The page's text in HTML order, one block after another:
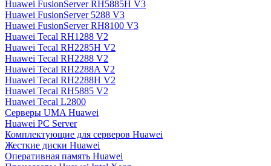
Huawei FusionServer RH5885H V3
Huawei FusionServer 5288 V3
Huawei FusionServer RH8100 V3
Huawei Tecal RH1288 V2
Huawei Tecal RH2285H V2
Huawei Tecal RH2288 V2
Huawei Tecal RH2288A V2
Huawei Tecal RH2288H V2
Huawei Tecal RH5885 V2
Huawei Tecal L2800
Серверы UMA Huawei
Huawei PC Server
Комплектующие для серверов Huawei
Жесткие диски Huawei
Оперативная память Huawei